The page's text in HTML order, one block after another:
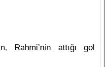
Rahmi’nin attığı gol